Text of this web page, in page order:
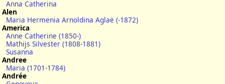
Anna Catherina
Alen
Maria Hermenia Arnoldina Aglaë (-1872)
America
Anne Catherine (1850-)
Mathijs Silvester (1808-1881)
Susanna
Andree
Maria (1701-1784)
Andrée